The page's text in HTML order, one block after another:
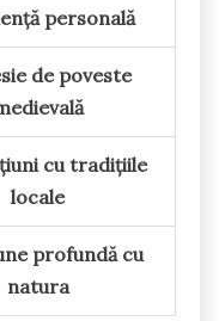
personală
de poveste
cu tradițiile
locale
profundă cu
natura